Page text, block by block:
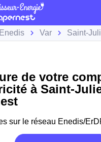
Enedis Var Saint-